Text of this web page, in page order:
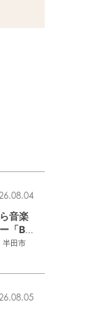
半田市
音楽
「BL
が7/3